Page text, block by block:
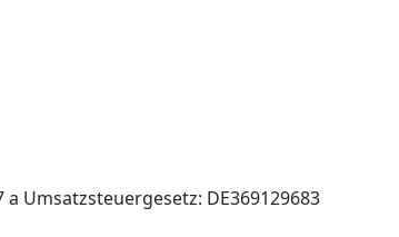
Umsatzsteuergesetz: DE369129683